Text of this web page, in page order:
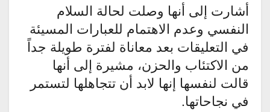
أشارت إلى أنها وصلت لحالة السلام
النفسي وعدم الاهتمام للعبارات المسيئة
في التعليقات بعد معاناة لفترة طويلة جداً
من الاكتئاب والحزن، مشيرة إلى أنها
قالت لنفسها إنها لابد أن تتجاهلها لتستمر
في نجاحاتها.